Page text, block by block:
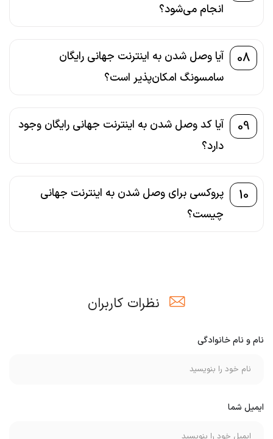
انجام می‌شود؟
08
آیا وصل شدن به اینترنت جهانی رایگان
سامسونگ امکان‌پذیر است؟
09
آیا کد وصل شدن به اینترنت جهانی رایگان وجود
دارد؟
10
پروکسی برای وصل شدن به اینترنت جهانی
چیست؟
نظرات کاربران
نام و نام خانوادگی
ایمیل شما